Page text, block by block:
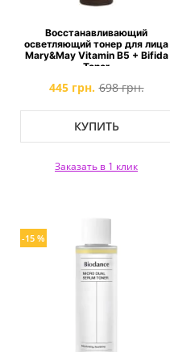
Восстанавливающий
осветляющий тонер для лица
Mary&May Vitamin B5 + Bifida
Toner
445 грн. 698 грн.
КУПИТЬ
Заказать в 1 клик
-15 %